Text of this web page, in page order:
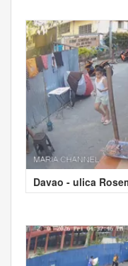
Davao - ulica